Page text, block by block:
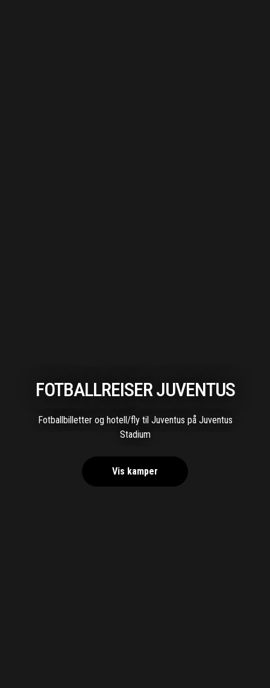
FOTBALLREISER JUVENTUS
Fotballbilletter og hotell/fly til Juventus på Juventus
Stadium
Vis kamper